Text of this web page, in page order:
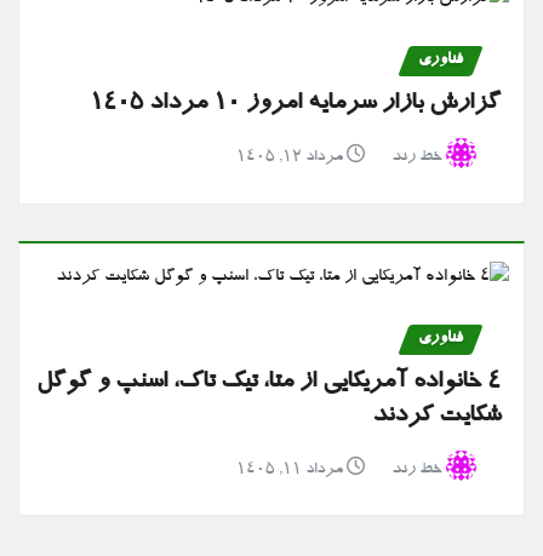
فناوری
گزارش بازار سرمایه امروز ۱۰ مرداد ۱۴۰۵
خط رند مرداد ۱۲, ۱۴۰۵
فناوری
۴ خانواده آمریکایی از متا، تیک تاک، اسنپ و گوگل
شکایت کردند
خط رند مرداد ۱۱, ۱۴۰۵